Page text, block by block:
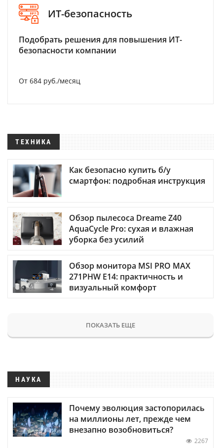
ИТ-безопасность
Подобрать решения для повышения ИТ-
безопасности компании
От 684 руб./месяц
ТЕХНИКА
Как безопасно купить б/у
смартфон: подробная инструкция
Обзор пылесоса Dreame Z40
AquaCycle Pro: сухая и влажная
уборка без усилий
Обзор монитора MSI PRO MAX
271PHW E14: практичность и
визуальный комфорт
ПОКАЗАТЬ ЕЩЕ
НАУКА
Почему эволюция застопорилась
на миллионы лет, прежде чем
внезапно возобновиться?
2267